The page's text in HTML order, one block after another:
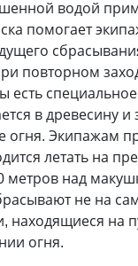
водой
помогает
повторном
есть
в древесину и
огня. Экипажам
летать на
метров над
не на
находящиеся на
огня.